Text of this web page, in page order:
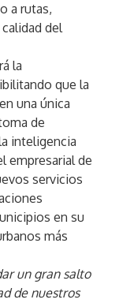
a rutas,
del
la
que la
una única
de
inteligencia
empresarial de
servicios
en su
más
un gran salto
de nuestros